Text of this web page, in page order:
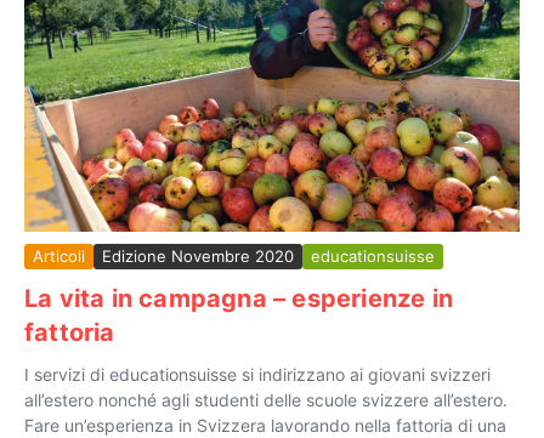
Articoli Edizione Novembre 2020 educationsuisse
La vita in campagna – esperienze in
fattoria
I servizi di educationsuisse si indirizzano ai giovani svizzeri
all’estero nonché agli studenti delle scuole svizzere all’estero.
Fare un’esperienza in Svizzera lavorando nella fattoria di una